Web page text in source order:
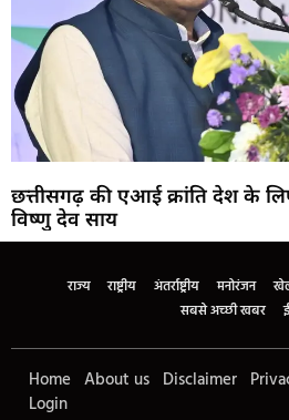
छत्तीसगढ़ की एआई क्रांति देश के
विष्णु देव साय
राज्य राष्ट्रीय अंतर्राष्ट्रीय मनोरंजन
सबसे अच्छी खबर
Home About us Disclaimer
Login